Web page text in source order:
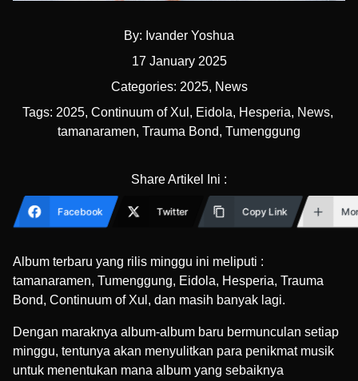
By: Ivander Yoshua
17 January 2025
Categories: 2025, News
Tags: 2025, Continuum of Xul , Eidola, Hesperia, News,
tamanaramen, Trauma Bond, Tumenggung
Share Artikel Ini :
Facebook Twitter Copy Link
Album terbaru yang rilis minggu ini meliputi :
tamanaramen, Tumenggung, Eidola, Hesperia, Trauma
Bond, Continuum of Xul, dan masih banyak lagi.
Dengan maraknya album-album baru bermunculan setiap
minggu, tentunya akan menyulitkan para penikmat musik
untuk menentukan mana album yang sebaiknya